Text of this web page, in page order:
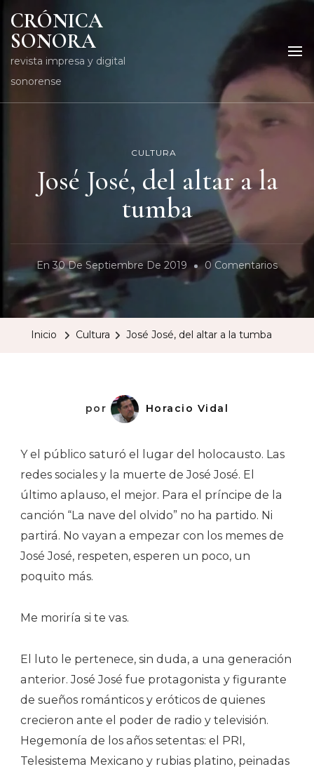
CRÓNICA
SONORA
revista impresa y digital
sonorense
CULTURA
José José, del altar a la
tumba
En 30 De Septiembre De 2019 0 ComentariosEn
José
José,
Inicio Cultura José José, del altar a la tumba
por Horacio Vidal
Y el público saturó el lugar del holocausto. Las
redes sociales y la muerte de José José. El
último aplauso, el mejor. Para el príncipe de la
canción “La nave del olvido” no ha partido.​ Ni
partirá. No vayan a empezar con los memes de
José José, respeten, esperen un poco, un
poquito más.
Me moriría si te vas.
El luto le pertenece, sin duda, a una generación
anterior. José José fue protagonista y figurante
de sueños románticos y eróticos de quienes
crecieron ante el poder de radio y televisión.
Hegemonía de los años setentas: el PRI,
Telesistema Mexicano y rubias platino, peinadas